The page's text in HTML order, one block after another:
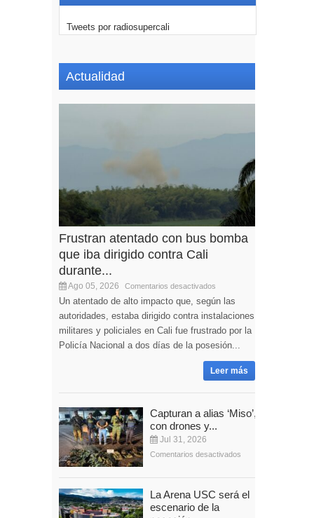
Tweets por radiosupercali
Actualidad
Frustran atentado con bus bomba
que iba dirigido contra Cali
durante...
Ago 05, 2026 Comentarios desactivados
Un atentado de alto impacto que, según las
autoridades, estaba dirigido contra instalaciones
militares y policiales en Cali fue frustrado por la
Policía Nacional a dos días de la posesión...
Leer más
Capturan a alias ‘Miso’,
con drones y...
Jul 31, 2026
Comentarios desactivados
La Arena USC será el
escenario de la